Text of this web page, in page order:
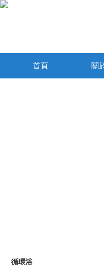
首頁 關
循環浴